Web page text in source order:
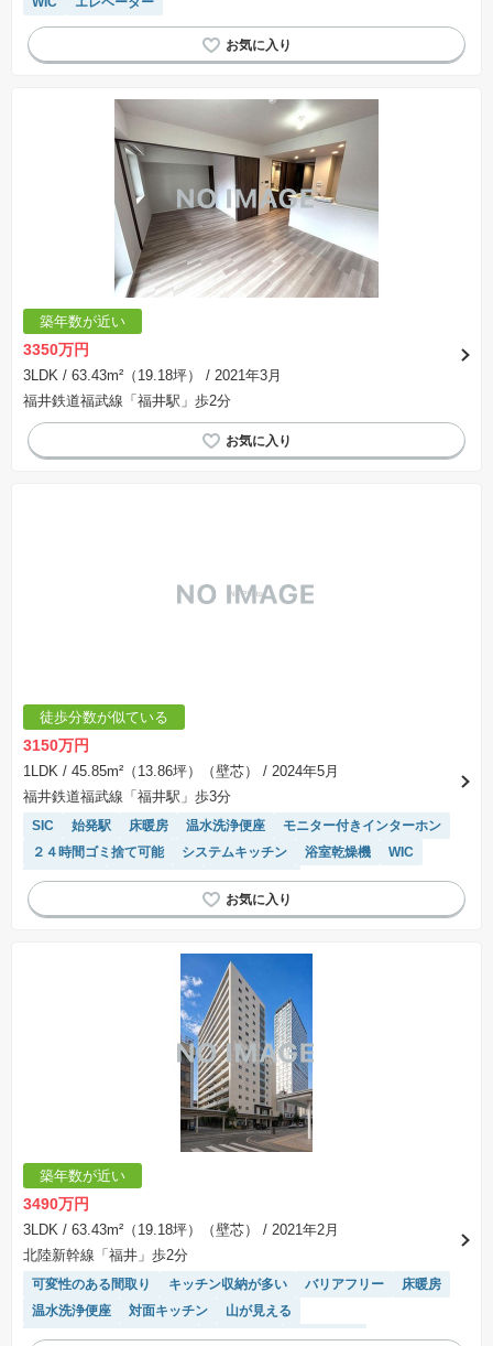
築年数が近い
3350万円
3LDK / 63.43m²（19.18坪）
/ 2021年3月
福井鉄道福武線「福井駅」歩2分
徒歩分数が似ている
3150万円
1LDK / 45.85m²（13.86坪）（壁芯）
/ 2024年5月
福井鉄道福武線「福井駅」歩3分
SIC 始発駅 床暖房 温水洗浄便座
モニター付きインターホン
２４時間ゴミ捨て可能
システムキッチン 浴室乾燥機
WIC
ペット相談
宅配ボックス エレベーター
築年数が近い
3490万円
3LDK / 63.43m²（19.18坪）（壁芯）
/ 2021年2月
北陸新幹線「福井」歩2分
可変性のある間取り キッチン収納が多い バリアフリー
床暖房
温水洗浄便座
対面キッチン
山が見える
モニター付きインターホン
陽当り良好 オール電化